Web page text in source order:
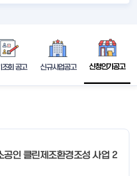
조회 공고 신규사업공고 신청인기공고
인 클린제조환경조성 사업 2